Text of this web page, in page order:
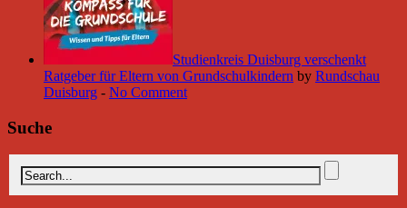
Studienkreis Duisburg verschenkt
Ratgeber für Eltern von Grundschulkindern by Rundschau
Duisburg - No Comment
Suche